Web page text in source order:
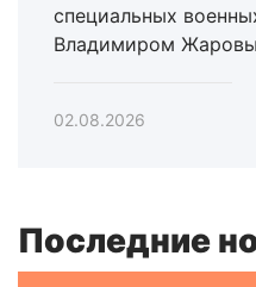
специальных
Владимиром
02.08.2026
Последние